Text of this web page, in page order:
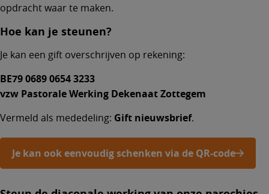
opdracht waar te maken.
Hoe kan je steunen?
Je kan een gift overschrijven op rekening:
BE79 0689 0654 3233
vzw Pastorale Werking Dekenaat Zottegem
Vermeld als mededeling: Gift nieuwsbrief.
Je kan ook eenvoudig schenken via de QR-code